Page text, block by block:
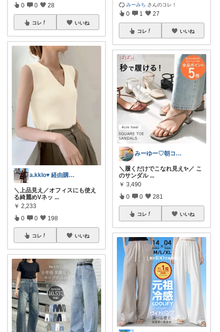
0 0 28
コレ いいね
a.kklo♥ 経由購入感謝です💕
＼上品見え／オフィスにも使え
る綺麗めVネッ ...
￥ 2,233
0 0 198
コレ いいね
みーみち さんのコレ！
0 1 27
コレ いいね
みーゆー♡朝コレ♡ママお助け隊
＼履くだけでこなれ見え✨／ こ
のサンダル ...
￥ 3,490
0 0 281
コレ いいね